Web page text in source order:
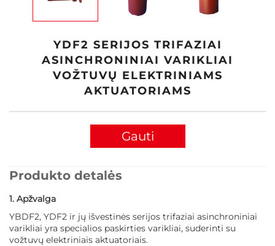
YDF2 SERIJOS TRIFAZIAI
ASINCHRONINIAI VARIKLIAI
VOŽTUVŲ ELEKTRINIAMS
AKTUATORIAMS
Gauti
Produkto detalės
1. Apžvalga
YBDF2, YDF2 ir jų išvestinės serijos trifaziai asinchroniniai
varikliai yra specialios paskirties varikliai, suderinti su
vožtuvų elektriniais aktuatoriais.